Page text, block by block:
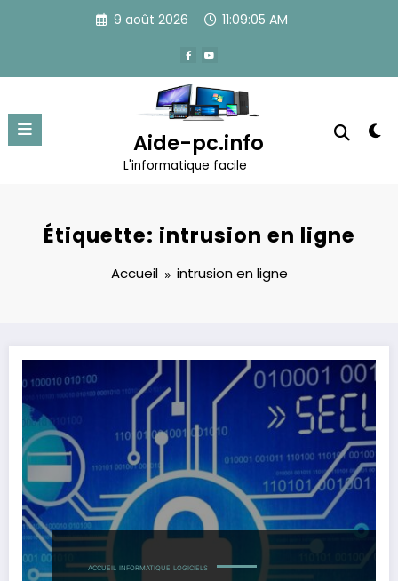
9 août 2026 11:09:05 AM
Aide-pc.info
L'informatique facile
Étiquette: intrusion en ligne
Accueil intrusion en ligne
ACCUEIL INFORMATIQUE LOGICIELS